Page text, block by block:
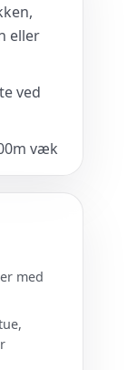
eller
ved
væk
med